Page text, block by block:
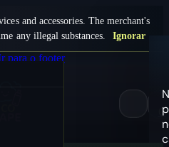
and accessories. The merchant's
any illegal substances.
Ignorar
para o footer
0